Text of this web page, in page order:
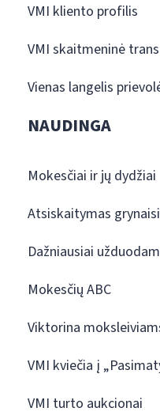
VMI kliento profilis
VMI skaitmeninė
Vienas langelis
NAUDINGA
Mokesčiai ir jų dydžiai
Atsiskaitymas
Dažniausiai
Mokesčių ABC
Viktorina
VMI kviečia į
VMI turto aukcionai